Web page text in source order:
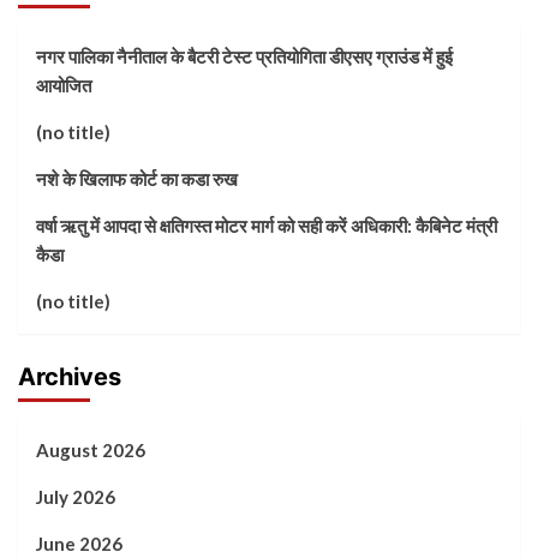
नगर पालिका नैनीताल के बैटरी टेस्ट प्रतियोगिता डीएसए ग्राउंड में हुई
आयोजित
(no title)
नशे के खिलाफ कोर्ट का कडा रुख
वर्षा ऋतु में आपदा से क्षतिगस्त मोटर मार्ग को सही करें अधिकारी: कैबिनेट मंत्री
कैडा
(no title)
Archives
August 2026
July 2026
June 2026